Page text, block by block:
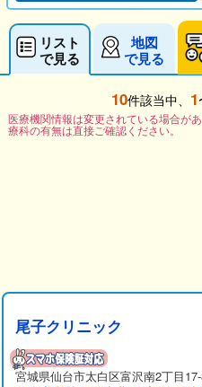
リスト
で見る
地図
で見る
10件該当中、 1
医療機関情報は変更されている場合が
療科の有無は直接ご確認ください。
尾子クリニック
宮城県仙台市太白区富沢南2丁目